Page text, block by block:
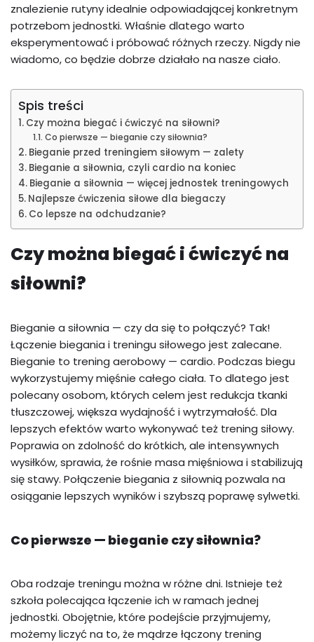
znalezienie rutyny idealnie odpowiadającej konkretnym
potrzebom jednostki. Właśnie dlatego warto
eksperymentować i próbować różnych rzeczy. Nigdy nie
wiadomo, co będzie dobrze działało na nasze ciało.
Spis treści
Czy można biegać i ćwiczyć na siłowni?
Co pierwsze — bieganie czy siłownia?
Bieganie przed treningiem siłowym — zalety
Bieganie a siłownia, czyli cardio na koniec
Bieganie a siłownia — więcej jednostek treningowych
Najlepsze ćwiczenia siłowe dla biegaczy
Co lepsze na odchudzanie?
Czy można biegać i ćwiczyć na
siłowni?
Bieganie a siłownia — czy da się to połączyć? Tak!
Łączenie biegania i treningu siłowego jest zalecane.
Bieganie to trening aerobowy — cardio. Podczas biegu
wykorzystujemy mięśnie całego ciała. To dlatego jest
polecany osobom, których celem jest redukcja tkanki
tłuszczowej, większa wydajność i wytrzymałość. Dla
lepszych efektów warto wykonywać też trening siłowy.
Poprawia on zdolność do krótkich, ale intensywnych
wysiłków, sprawia, że rośnie masa mięśniowa i stabilizują
się stawy. Połączenie biegania z siłownią pozwala na
osiąganie lepszych wyników i szybszą poprawę sylwetki.
Co pierwsze — bieganie czy siłownia?
Oba rodzaje treningu można w różne dni. Istnieje też
szkoła polecająca łączenie ich w ramach jednej
jednostki. Obojętnie, które podejście przyjmujemy,
możemy liczyć na to, że mądrze łączony trening